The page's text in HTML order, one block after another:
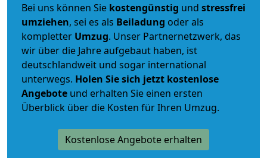
Bei uns können Sie kostengünstig und stressfrei
umziehen, sei es als Beiladung oder als
kompletter Umzug. Unser Partnernetzwerk, das
wir über die Jahre aufgebaut haben, ist
deutschlandweit und sogar international
unterwegs. Holen Sie sich jetzt kostenlose
Angebote und erhalten Sie einen ersten
Überblick über die Kosten für Ihren Umzug.
Kostenlose Angebote erhalten